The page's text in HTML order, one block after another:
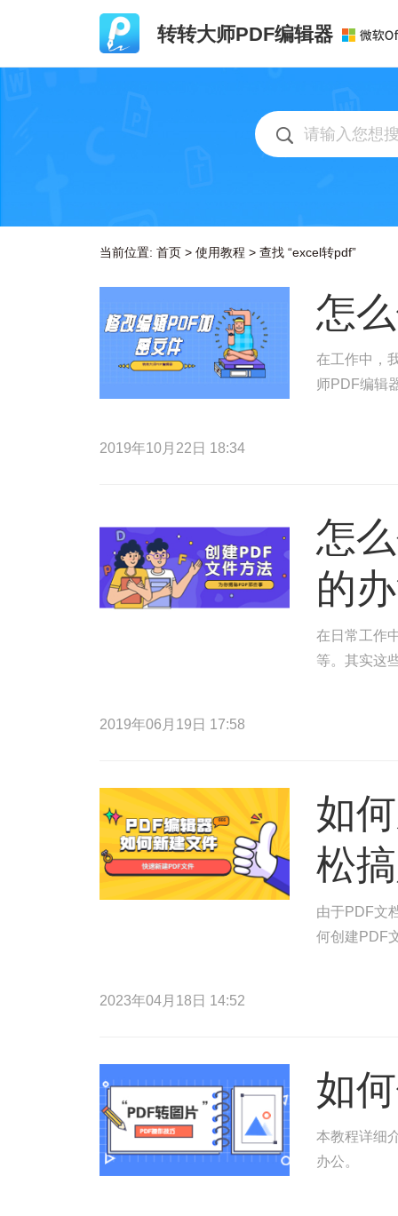
转转大师PDF编辑器
当前位置: 首页 > 使用教程 > 查找 “excel转pdf”
怎
在工作中，
师PDF编辑
2019年10月22日 18:34
怎
的
在日常工作
等。其实这
2019年06月19日 17:58
如
松
由于PDF文
何创建PDF
2023年04月18日 14:52
如
本教程详细
办公。